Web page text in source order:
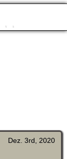
Y S
Dez. 3rd, 2020